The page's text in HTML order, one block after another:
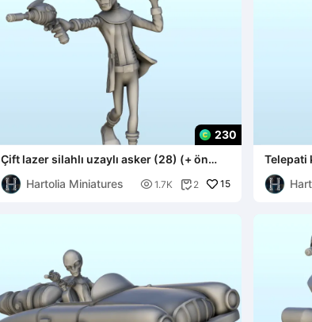
230
Çift lazer silahlı uzaylı asker (28) (+ ön
destekli ve
Hartolia Miniatures
 1.7K  2 15
Telepati
destekli v